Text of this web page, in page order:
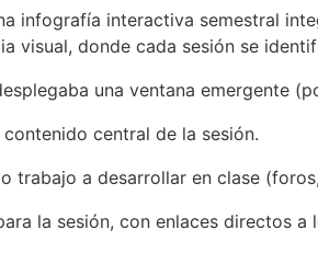
infografía interactiva semestral
visual, donde cada sesión se
una ventana emergente
central de la sesión.
trabajo a desarrollar en clase
la sesión, con enlaces directos